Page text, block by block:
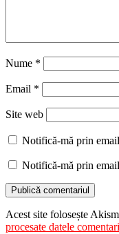
Nume *
Email *
Site web
Notifică-mă prin
Notifică-mă prin
Acest site folosește
procesate datele